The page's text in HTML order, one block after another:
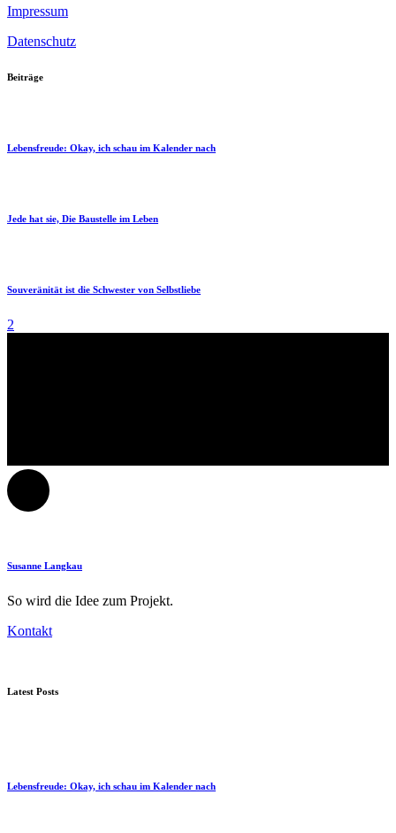
Impressum
Datenschutz
Beiträge
Lebensfreude: Okay, ich schau im Kalender nach
Jede hat sie, Die Baustelle im Leben
Souveränität ist die Schwester von Selbstliebe
Susanne Langkau
So wird die Idee zum Projekt.
Kontakt
Latest Posts
Lebensfreude: Okay, ich schau im Kalender nach